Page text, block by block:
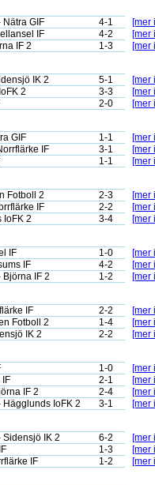
Nätra GIF 4-1
[mer
IF 4-2
[mer
IF 2 1-3 [mer
IK 2 5-1
[mer
2 3-3
[mer
2-0 [mer
GIF 1-1
[mer
IF 3-1
[mer
1-1 [mer
Fotboll 2 2-3
[mer
IF 2-2
[mer
IoFK 2 3-4 [mer
IF 1-0
[mer
IF 4-2
[mer
Björna IF 2 1-2 [mer
IF 2-2
[mer
Fotboll 2 1-4
[mer
IK 2 2-2 [mer
1-0
[mer
IF 2-1
[mer
IF 2 2-4
[mer
Hägglunds IoFK 2 3-1 [mer
Sidensjö IK 2 6-2
[mer
1-3
[mer
IF 1-2 [mer